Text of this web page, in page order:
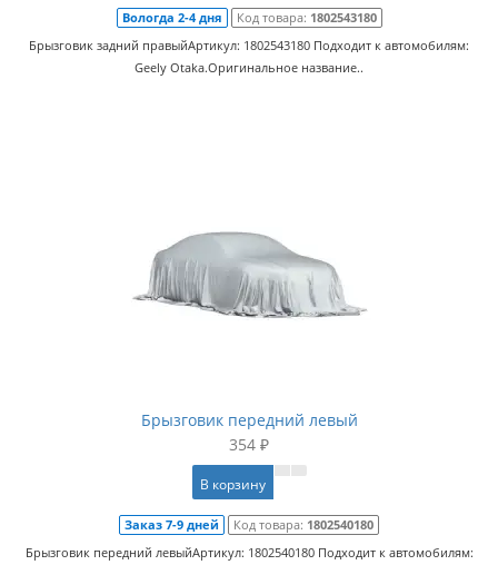
Вологда 2-4 дня Код товара: 1802543180
Брызговик задний правыйАртикул: 1802543180 Подходит к автомобилям:
Geely Otaka.Оригинальное название..
Брызговик передний левый
354 ₽
В корзину
Заказ 7-9 дней Код товара: 1802540180
Брызговик передний левыйАртикул: 1802540180 Подходит к автомобилям: